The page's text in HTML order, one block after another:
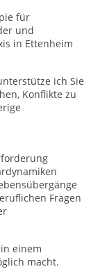
für
und
in Ettenheim
ich Sie
Konflikte zu
Fragen
einem
macht.